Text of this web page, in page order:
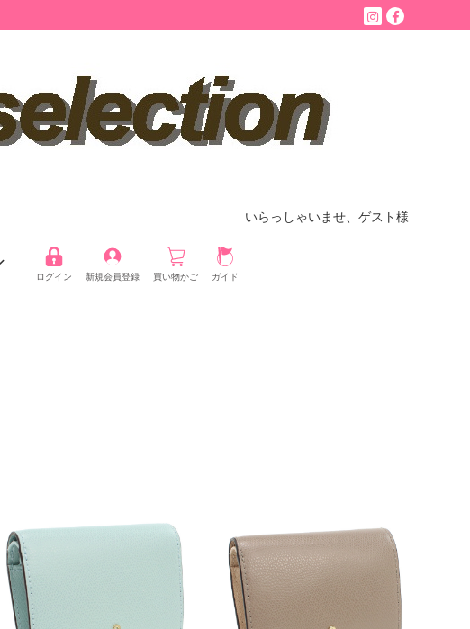
いらっしゃいませ、ゲスト様
ログイン 新規会員登録 買い物かご ガイド